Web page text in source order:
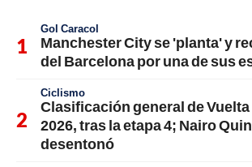
Gol Caracol
Manchester City se 'planta' y
del Barcelona por una de sus
Ciclismo
Clasificación general de
2026, tras la etapa 4; Nairo
desentonó